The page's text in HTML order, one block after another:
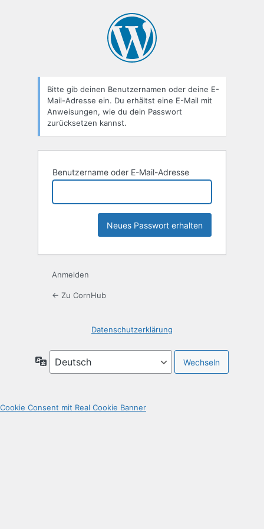
Bitte gib deinen Benutzernamen oder deine E-
Mail-Adresse ein. Du erhältst eine E-Mail mit
Anweisungen, wie du dein Passwort
zurücksetzen kannst.
Benutzername oder E-Mail-Adresse
Anmelden
← Zu CornHub
Datenschutzerklärung
Sprache
Cookie Consent mit Real Cookie Banner